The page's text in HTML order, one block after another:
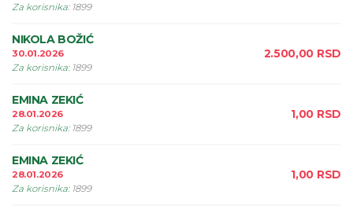
Za korisnika: 1899
NIKOLA BOŽIĆ
30.01.2026
Za korisnika: 1899
2.500,00 RSD
EMINA ZEKIĆ
28.01.2026
Za korisnika: 1899
1,00 RSD
EMINA ZEKIĆ
28.01.2026
Za korisnika: 1899
1,00 RSD